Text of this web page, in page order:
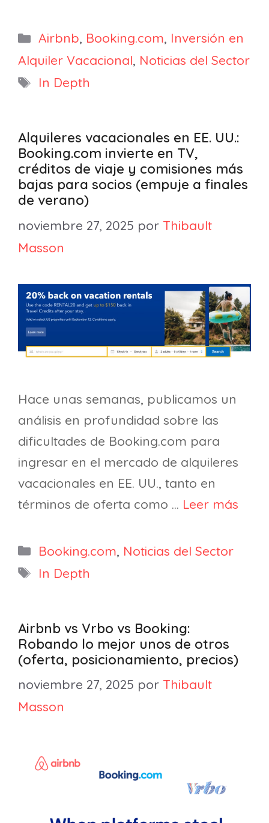
Categorías
Airbnb, Booking.com, Inversión en
Alquiler Vacacional, Noticias del Sector
Etiquetas
In Depth
Alquileres vacacionales en EE. UU.:
Booking.com invierte en TV,
créditos de viaje y comisiones más
bajas para socios (empuje a finales
de verano)
noviembre 27, 2025 por Thibault
Masson
Hace unas semanas, publicamos un
análisis en profundidad sobre las
dificultades de Booking.com para
ingresar en el mercado de alquileres
vacacionales en EE. UU., tanto en
términos de oferta como … Leer más
Categorías
Booking.com, Noticias del Sector
Etiquetas
In Depth
Airbnb vs Vrbo vs Booking:
Robando lo mejor unos de otros
(oferta, posicionamiento, precios)
noviembre 27, 2025 por Thibault
Masson